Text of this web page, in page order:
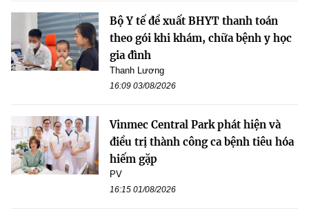
Bộ Y tế đề xuất BHYT thanh toán
theo gói khi khám, chữa bệnh y học
gia đình
Thanh Lương
16:09 03/08/2026
Vinmec Central Park phát hiện và
điều trị thành công ca bệnh tiêu hóa
hiếm gặp
PV
16:15 01/08/2026